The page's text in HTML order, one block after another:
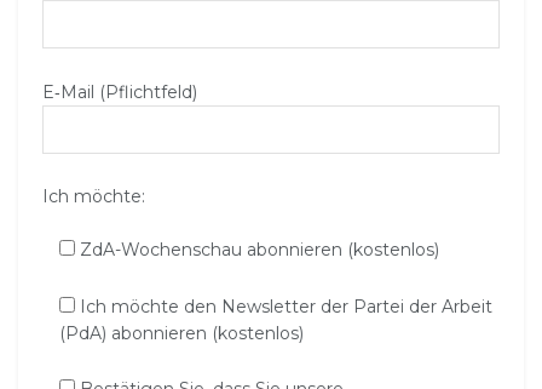
E‑Mail (Pflichtfeld)
Ich möchte:
ZdA-Wochenschau abonnieren (kostenlos)
Ich möchte den Newsletter der Partei der Arbeit
(PdA) abonnieren (kostenlos)